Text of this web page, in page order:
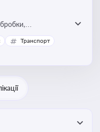
й природного
безпеки,
Транспорт